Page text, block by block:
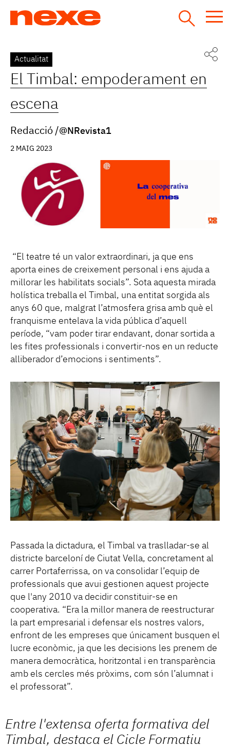
Back
to
top
Actualitat
El Timbal: empoderament en
escena
Redacció @NRevista1
2 MAIG 2023
“El teatre té un valor extraordinari, ja que ens
aporta eines de creixement personal i ens ajuda a
millorar les habilitats socials”. Sota aquesta mirada
holística treballa el Timbal, una entitat sorgida als
anys 60 que, malgrat l’atmosfera grisa amb què el
franquisme entelava la vida pública d’aquell
període, “vam poder tirar endavant, donar sortida a
les fites professionals i convertir-nos en un reducte
alliberador d’emocions i sentiments”.
Passada la dictadura, el Timbal va traslladar-se al
districte barceloní de Ciutat Vella, concretament al
carrer Portaferrissa, on va consolidar l’equip de
professionals que avui gestionen aquest projecte
que l'any 2010 va decidir constituir-se en
cooperativa. “Era la millor manera de reestructurar
la part empresarial i defensar els nostres valors,
enfront de les empreses que únicament busquen el
lucre econòmic, ja que les decisions les prenem de
manera democràtica, horitzontal i en transparència
amb els cercles més pròxims, com són l’alumnat i
el professorat”.
Entre l'extensa oferta formativa del
Timbal, destaca el Cicle Formatiu